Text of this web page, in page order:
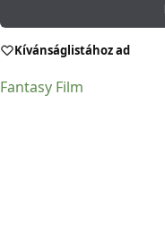
Kívánságlistához ad
Fantasy Film